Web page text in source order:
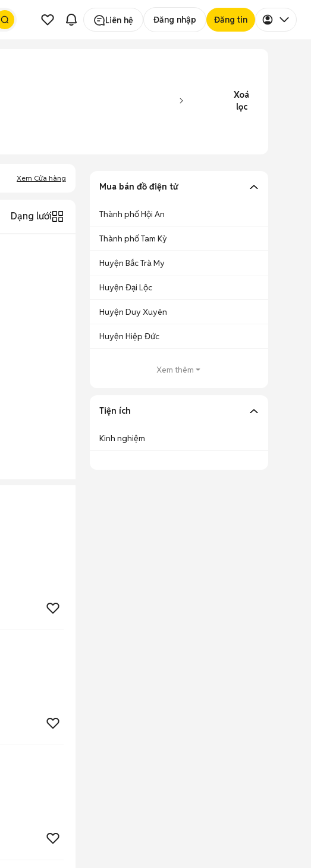
Liên hệ Đăng nhập Đăng tin
Xoá
lọc
Xem Cửa hàng
Dạng lưới
Mua bán đồ điện tử
Thành phố Hội An
Thành phố Tam Kỳ
Huyện Bắc Trà My
Huyện Đại Lộc
Huyện Duy Xuyên
Huyện Hiệp Đức
Xem thêm
Tiện ích
Kinh nghiệm